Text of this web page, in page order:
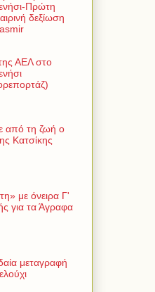
Πρώτη
δεξίωση
ΑΕΛ στο
από τη ζωή ο
Κατσίκης
με όνειρα Γ'
για τα Άγραφα
μεταγραφή